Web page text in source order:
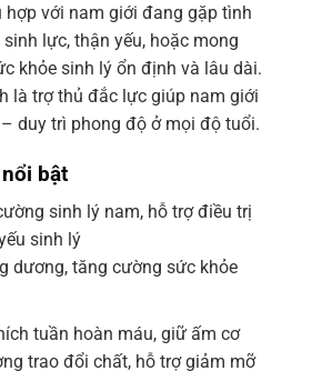
hợp với nam giới đang gặp tình
lực, thận yếu, hoặc mong
khỏe sinh lý ổn định và lâu dài.
là trợ thủ đắc lực giúp nam giới
duy trì phong độ ở mọi độ tuổi.
bật
sinh lý nam, hỗ trợ điều trị
sinh lý
dương, tăng cường sức khỏe
tuần hoàn máu, giữ ấm cơ
trao đổi chất, hỗ trợ giảm mỡ